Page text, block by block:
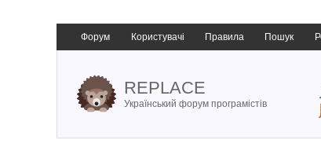
Форум Користувачі Правила Пошук
REPLACE
Український форум програмістів